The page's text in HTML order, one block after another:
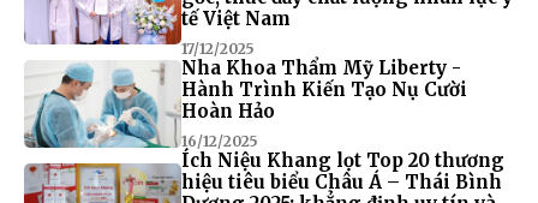
tế Việt Nam
17/12/2025
Nha Khoa Thẩm Mỹ Liberty -
Hành Trình Kiến Tạo Nụ Cười
Hoàn Hảo
16/12/2025
Ích Niệu Khang lọt Top 20 thương
hiệu tiêu biểu Châu Á – Thái Bình